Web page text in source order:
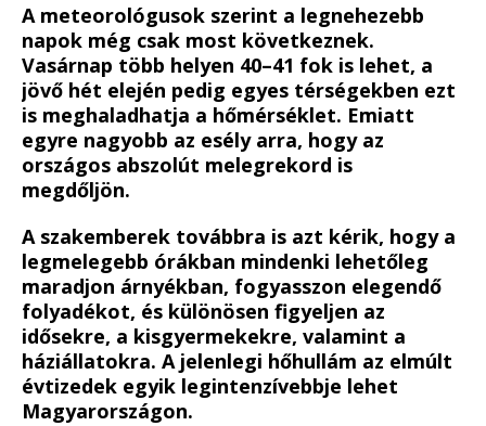
A meteorológusok szerint a legnehezebb
napok még csak most következnek.
Vasárnap több helyen 40–41 fok is lehet, a
jövő hét elején pedig egyes térségekben ezt
is meghaladhatja a hőmérséklet. Emiatt
egyre nagyobb az esély arra, hogy az
országos abszolút melegrekord is
megdőljön.
A szakemberek továbbra is azt kérik, hogy a
legmelegebb órákban mindenki lehetőleg
maradjon árnyékban, fogyasszon elegendő
folyadékot, és különösen figyeljen az
idősekre, a kisgyermekekre, valamint a
háziállatokra. A jelenlegi hőhullám az elmúlt
évtizedek egyik legintenzívebbje lehet
Magyarországon.